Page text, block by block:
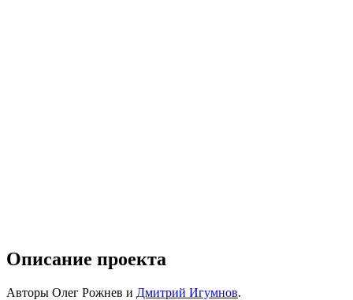
Описание проекта
Авторы Олег Рожнев и Дмитрий Игумнов.